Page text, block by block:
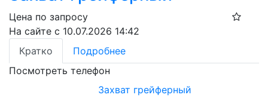
Цена по запросу
На сайте с 10.07.2026 14:42
Кратко
Подробнее
Посмотреть телефон
Захват грейферный